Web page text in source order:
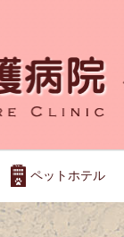
ペットホテル